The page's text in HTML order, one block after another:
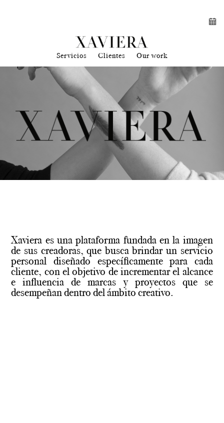
Servicios Clientes Our work
Xaviera es una plataforma fundada en la imagen
de sus creadoras, que busca brindar un servicio
personal diseñado específicamente para cada
cliente, con el objetivo de incrementar el alcance
e influencia de marcas y proyectos que se
desempeñan dentro del ámbito creativo.